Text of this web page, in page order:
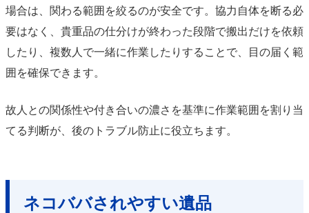
場合は、関わる範囲を絞るのが安全です。協力自体を断る必
要はなく、貴重品の仕分けが終わった段階で搬出だけを依頼
したり、複数人で一緒に作業したりすることで、目の届く範
囲を確保できます。
故人との関係性や付き合いの濃さを基準に作業範囲を割り当
てる判断が、後のトラブル防止に役立ちます。
ネコババされやすい遺品